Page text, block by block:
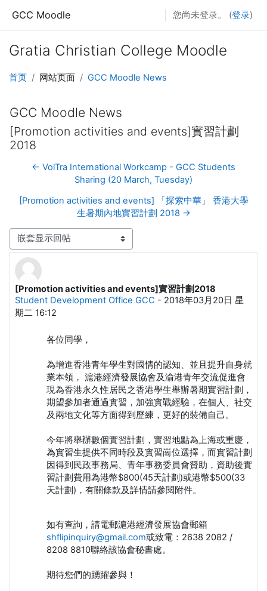
GCC Moodle 您尚未登录。 (登录)
Gratia Christian College Moodle
首页 网站页面 GCC Moodle News
GCC Moodle News
[Promotion activities and events]實習計劃
2018
← VolTra International Workcamp - GCC Students
Sharing (20 March, Tuesday)
[Promotion activities and events] 「探索中華」 香港大學
生暑期內地實習計劃 2018 →
显示模式
[Promotion activities and events]實習計劃2018
Student Development Office GCC - 2018年03月20日 星
期二 16:12
回帖数：0
各位同學，
為增進香港青年學生對國情的認知、並且提升自身就
業本領， 滬港經濟發展協會及渝港青年交流促進會
現為香港永久性居民之香港學生舉辦暑期實習計劃，
期望參加者通過實習，加強實戰經驗，在個人、社交
及兩地文化等方面得到歷練，更好的裝備自己。
今年將舉辦數個實習計劃，實習地點為上海或重慶，
為實習生提供不同時段及實習崗位選擇，而實習計劃
因得到民政事務局、青年事務委員會贊助，資助後實
習計劃費用為港幣$800(45天計劃)或港幣$500(33
天計劃)，有關條款及詳情請參閱附件。
如有查詢，請電郵滬港經濟發展協會郵箱
shflipinquiry@gmail.com或致電：2638 2082 /
8208 8810聯絡該協會秘書處。
期待您們的踴躍參與！